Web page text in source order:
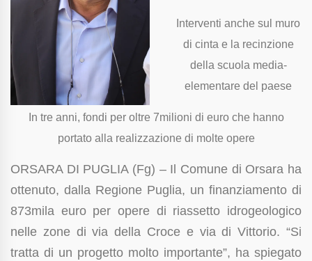
Interventi anche sul muro
di cinta e la recinzione
della scuola media-
elementare del paese
In tre anni, fondi per oltre 7milioni di euro che hanno
portato alla realizzazione di molte opere
ORSARA DI PUGLIA (Fg) – Il Comune di Orsara ha
ottenuto, dalla Regione Puglia, un finanziamento di
873mila euro per opere di riassetto idrogeologico
nelle zone di via della Croce e via di Vittorio. “Si
tratta di un progetto molto importante”, ha spiegato